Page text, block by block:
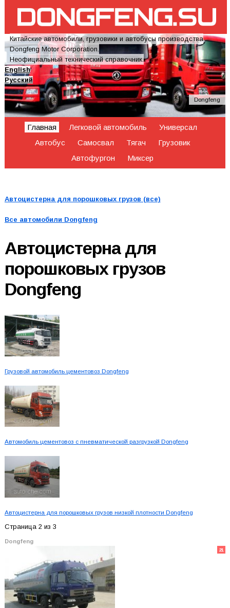
Китайские автомобили, грузовики и автобусы производства
Dongfeng Motor Corporation.
Неофициальный технический справочник.
English
Русский
Dongfeng
Главная Легковой автомобиль
Универсал
Автобус
Самосвал Тягач
Грузовик
Автофургон
Миксер
Автоцистерна для порошковых грузов (все)
Все автомобили Dongfeng
Автоцистерна для
порошковых грузов
Dongfeng
Грузовой автомобиль цементовоз Dongfeng
Автомобиль цементовоз с пневматической разгрузкой Dongfeng
Автоцистерна для порошковых грузов низкой плотности Dongfeng
Страница 2 из 3
Dongfeng
21